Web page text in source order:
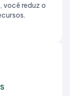
você reduz o